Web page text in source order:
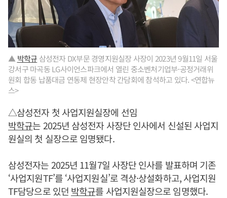
▲ 박학규 삼성전자 DX부문 경영지원실장 사장이 2023년 9월11일 서울
강서구 마곡동 LG사이언스파크에서 열린 중소벤처기업부-공정거래위
원회 합동 납품대금 연동제 현장안착 간담회에 참석하고 있다. <연합뉴
스>
△삼성전자 첫 사업지원실장에 선임
박학규는 2025년 삼성전자 사장단 인사에서 신설된 사업지
원실의 첫 실장으로 임명됐다.
삼성전자는 2025년 11월7일 사장단 인사를 발표하며 기존
‘사업지원TF’를 ‘사업지원실’로 격상·상설화하고, 사업지원
TF담당으로 있던 박학규를 사업지원실장으로 임명했다.